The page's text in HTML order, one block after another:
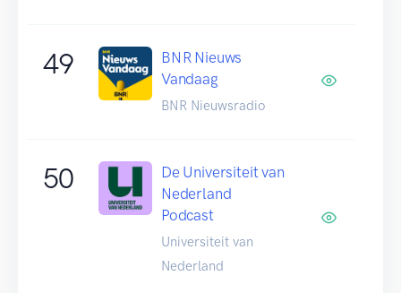
49
BNR Nieuws
Vandaag
BNR Nieuwsradio
50
De Universiteit van
Nederland
Podcast
Universiteit van
Nederland